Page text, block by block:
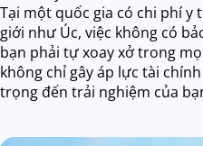
Tại một quốc gia có chi phí y
giới như Úc, việc không có
bạn phải tự xoay xở trong
không chỉ gây áp lực tài
trọng đến trải nghiệm của